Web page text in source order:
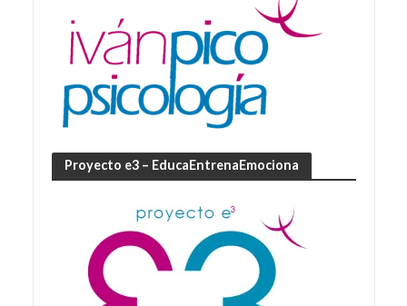
Proyecto e3 – EducaEntrenaEmociona